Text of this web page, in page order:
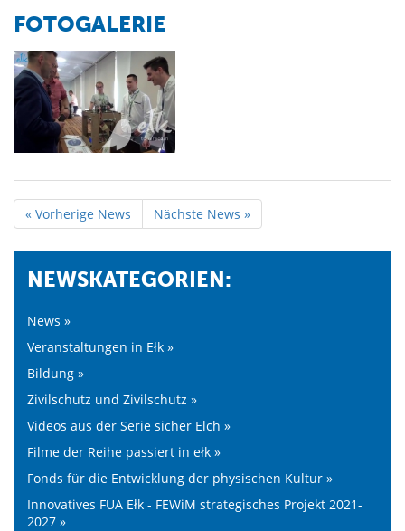
FOTOGALERIE
« Vorherige News Nächste News »
NEWSKATEGORIEN:
News »
Veranstaltungen in Ełk »
Bildung »
Zivilschutz und Zivilschutz »
Videos aus der Serie sicher Elch »
Filme der Reihe passiert in ełk »
Fonds für die Entwicklung der physischen Kultur »
Innovatives FUA Ełk - FEWiM strategisches Projekt 2021-
2027 »